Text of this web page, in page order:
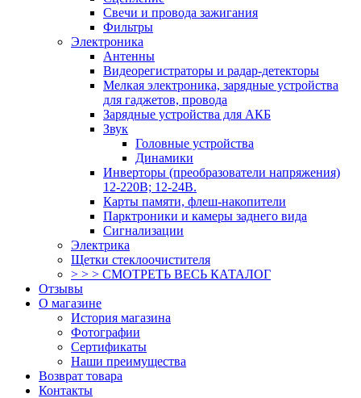
Свечи и провода зажигания
Фильтры
Электроника
Антенны
Видеорегистраторы и радар-детекторы
Мелкая электроника, зарядные устройства
для гаджетов, провода
Зарядные устройства для АКБ
Звук
Головные устройства
Динамики
Инверторы (преобразователи напряжения)
12-220В; 12-24В.
Карты памяти, флеш-накопители
Парктроники и камеры заднего вида
Сигнализации
Электрика
Щетки стеклоочистителя
> > > СМОТРЕТЬ ВЕСЬ КАТАЛОГ
Отзывы
О магазине
История магазина
Фотографии
Сертификаты
Наши преимущества
Возврат товара
Контакты